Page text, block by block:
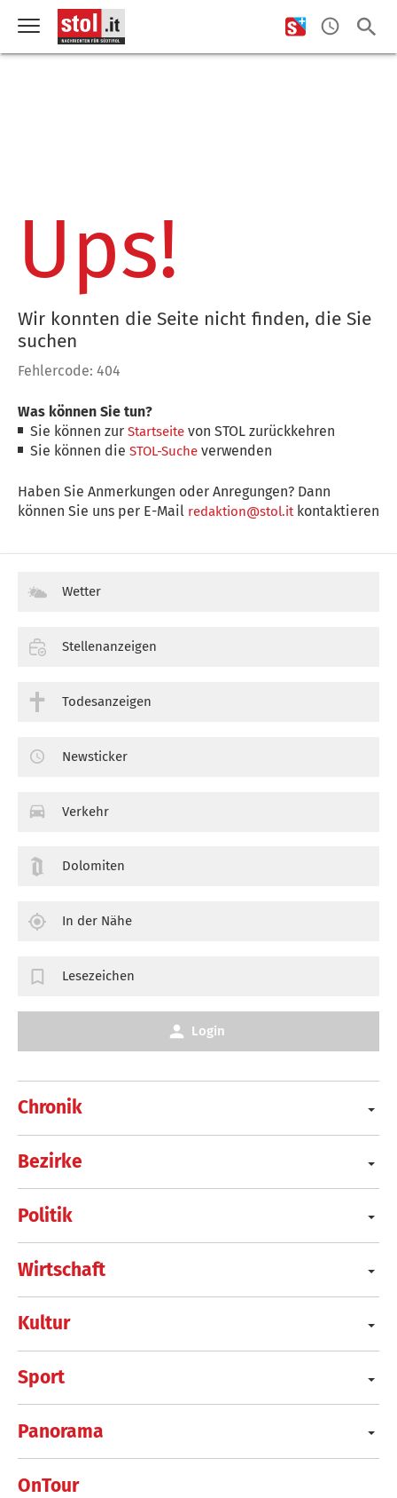
Ups!
Wir konnten die Seite nicht finden, die Sie
suchen
Fehlercode: 404
Was können Sie tun?
Sie können zurStartseite von STOL zurückkehren
Sie können dieSTOL-Suche verwenden
Haben Sie Anmerkungen oder Anregungen? Dann
können Sie uns per E-Mail redaktion@stol.itkontaktieren
Chronik
Bezirke
Politik
Wirtschaft
Kultur
Sport
Panorama
OnTour
Wetter
Stellenanzeigen
Todesanzeigen
Newsticker
Verkehr
Dolomiten
In der Nähe
Lesezeichen
Login